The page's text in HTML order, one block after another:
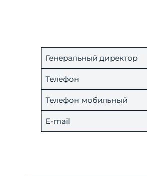
Генеральный директор
Телефон
Телефон мобильный
E-mail